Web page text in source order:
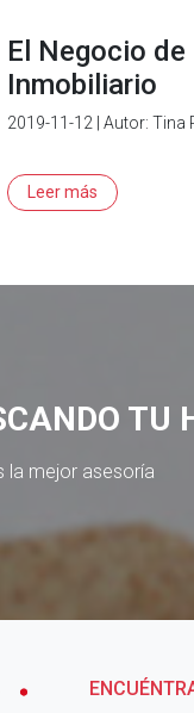
El Negocio de
Inmobiliario
2019-11-12 | Autor: Tina
Leer más
TU
la mejor asesoría